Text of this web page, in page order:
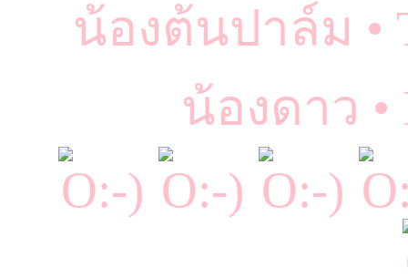
น้องต้นปาล์ม •
น้องดาว •